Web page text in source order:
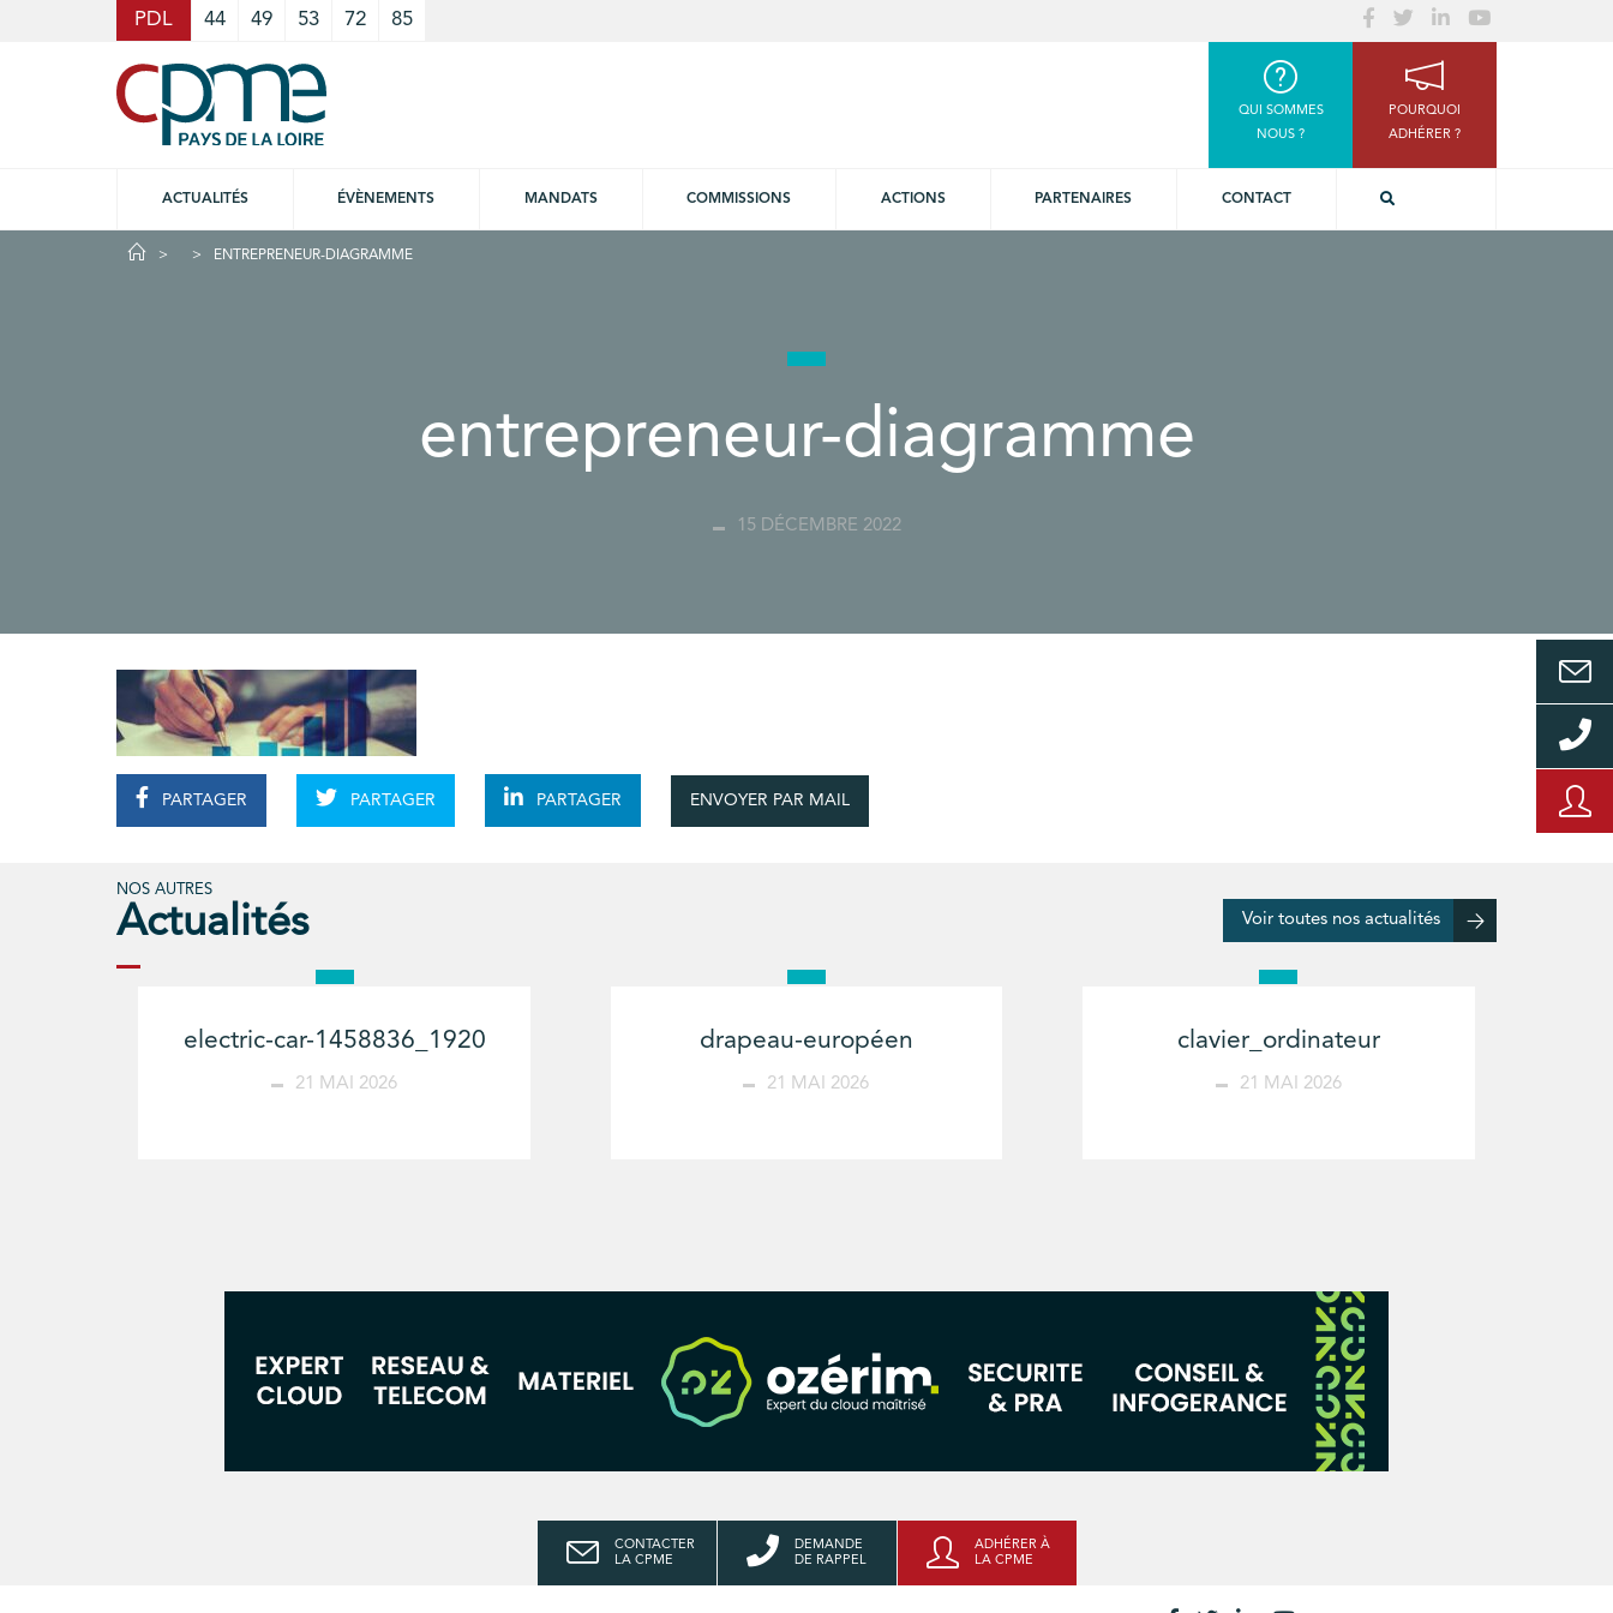
PDL 44 49 53 72 85
QUI SOMMES
NOUS ?
POURQUOI
ADHÉRER ?
ACTUALITÉS ÉVÈNEMENTS MANDATS COMMISSIONS ACTIONS PARTENAIRES CONTACT
ENTREPRENEUR-DIAGRAMME
entrepreneur-diagramme
15 DÉCEMBRE 2022
PARTAGER PARTAGER PARTAGER ENVOYER PAR MAIL
NOS AUTRES
Actualités Voir toutes nos actualités
electric-car-1458836_1920
21 MAI 2026
drapeau-européen
21 MAI 2026
clavier_ordinateur
21 MAI 2026
CONTACTER
LA CPME
DEMANDE
DE RAPPEL
ADHÉRER À
LA CPME
Cookies management panel